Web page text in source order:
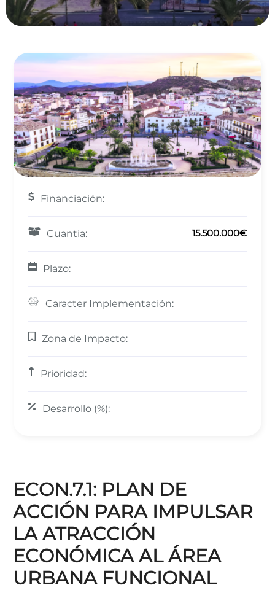
Financiación:
Cuantia: 15.500.000€
Plazo:
Caracter Implementación:
Zona de Impacto:
Prioridad:
Desarrollo (%):
ECON.7.1: PLAN DE
ACCIÓN PARA IMPULSAR
LA ATRACCIÓN
ECONÓMICA AL ÁREA
URBANA FUNCIONAL